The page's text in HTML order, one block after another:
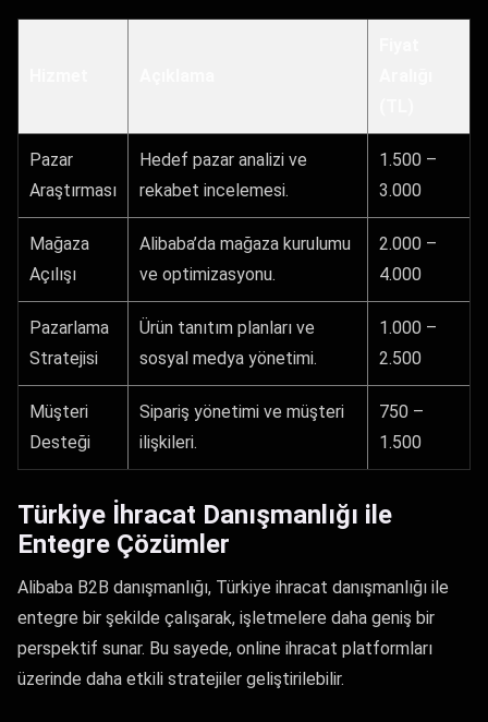
Pazar
Araştırması
Hedef pazar analizi ve
rekabet incelemesi.
1.500 –
3.000
Mağaza
Açılışı
Alibaba’da mağaza kurulumu
ve optimizasyonu.
2.000 –
4.000
Pazarlama
Stratejisi
Ürün tanıtım planları ve
sosyal medya yönetimi.
1.000 –
2.500
Müşteri
Desteği
Sipariş yönetimi ve müşteri
ilişkileri.
750 –
1.500
Türkiye İhracat Danışmanlığı ile
Entegre Çözümler
Alibaba B2B danışmanlığı, Türkiye ihracat danışmanlığı ile
entegre bir şekilde çalışarak, işletmelere daha geniş bir
perspektif sunar. Bu sayede, online ihracat platformları
üzerinde daha etkili stratejiler geliştirilebilir.